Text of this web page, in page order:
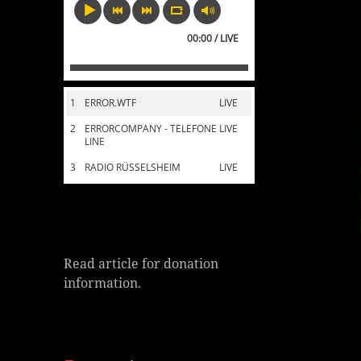
00:00 / LIVE
1 LIVE
ERROR.WTF
2
LIVE
ERRORCOMPANY - TELEFONE
LINE
3
LIVE
RADIO RÜSSELSHEIM
Read article for donation
information.